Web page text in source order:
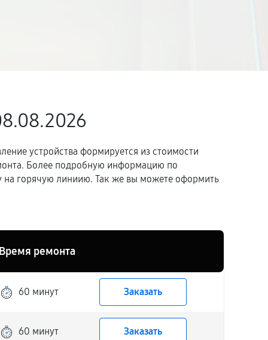
устройства формируется из стоимости
Более подробную информацию по
на горячую линиию. Так же вы можете оформить
ремонта
60 минут Заказать
60 минут Заказать